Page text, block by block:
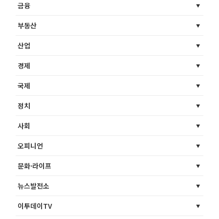
금융
부동산
산업
경제
국제
정치
사회
오피니언
문화·라이프
뉴스발전소
이투데이TV